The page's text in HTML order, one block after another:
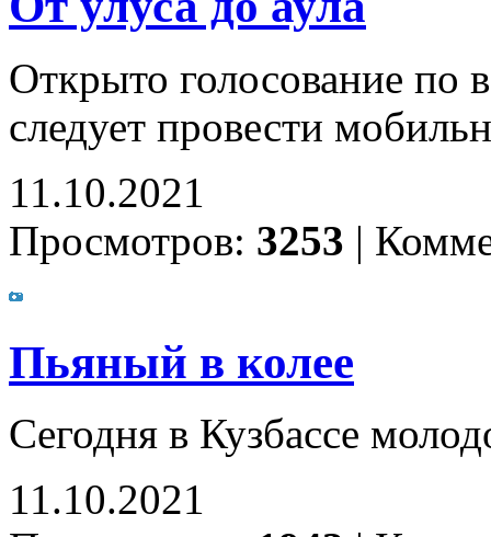
Открыто голосование по
следует провести
11.10.2021
Просмотров: 3253 |
Пьяный в колее
Сегодня в Кузбассе
11.10.2021